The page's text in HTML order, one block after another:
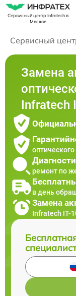
Сервисный центр Infratechв
Москве
Сервисный
Замена
Infratech
ремонт по
в день
Замена
Infratech IT-